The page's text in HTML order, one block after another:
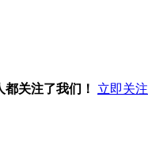
关注了我们！
立即关注